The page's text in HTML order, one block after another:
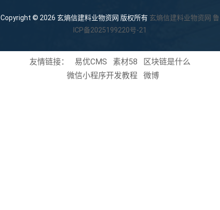
Copyright © 2026 玄熵信建料业物资网 版权所有 玄熵信建料业物资网 鲁
ICP备2025199220号-21
友情链接： 易优CMS 素材58
区块链是什么
微信小程序开发教程
微博